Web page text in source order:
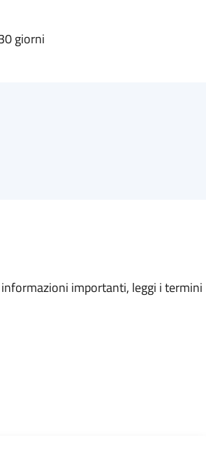
giorni
importanti, leggi i termini